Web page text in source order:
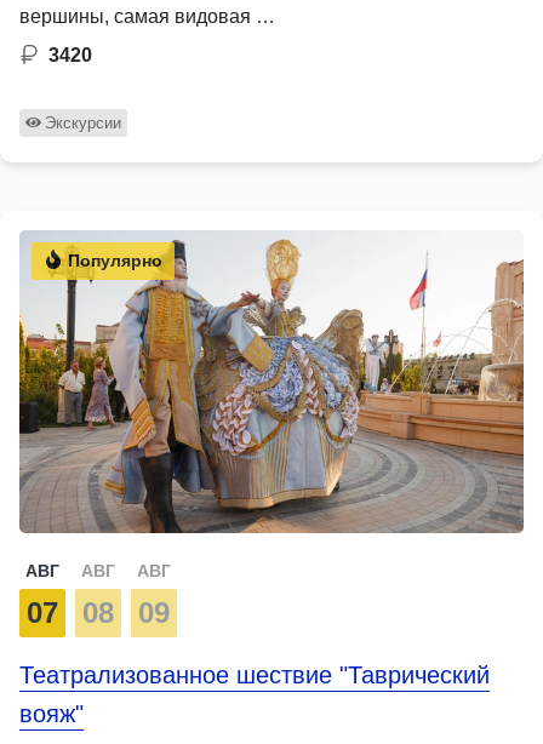
вершины, самая видовая …
3420
Экскурсии
Популярно
АВГ
07
АВГ
08
АВГ
09
Театрализованное шествие "Таврический
вояж"